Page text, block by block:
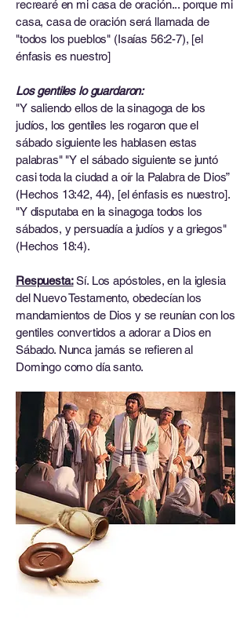
recrearé en mi casa de oración... porque mi
casa, casa de oración será llamada de
"todos los pueblos" (Isaías 56:2-7), [el
énfasis es nuestro]
Los gentiles lo guardaron:
"Y saliendo ellos de la sinagoga de los
judíos, los gentiles les rogaron que el
sábado siguiente les hablasen estas
palabras" "Y el sábado siguiente se juntó
casi toda la ciudad a oír la Palabra de Dios”
(Hechos 13:42, 44), [el énfasis es nuestro].
"Y disputaba en la sinagoga todos los
sábados, y persuadía a judíos y a griegos"
(Hechos 18:4).
Respuesta:Sí. Los apóstoles, en la iglesia
del Nuevo Testamento, obedecían los
mandamientos de Dios y se reunían con los
gentiles convertidos a adorar a Dios en
Sábado. Nunca jamás se refieren al
Domingo como día santo.